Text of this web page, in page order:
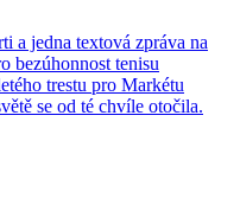
a jedna textová zpráva na
bezúhonnost tenisu
trestu pro Markétu
se od té chvíle otočila.